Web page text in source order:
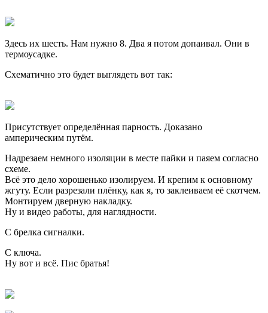
Здесь их шесть. Нам нужно 8. Два я потом допаивал. Они в
термоусадке.
Схематично это будет выглядеть вот так:
Присутствует определённая парность. Доказано
амперическим путём.
Надрезаем немного изоляции в месте пайки и паяем согласно
схеме.
Всё это дело хорошенько изолируем. И крепим к основному
жгуту. Если разрезали плёнку, как я, то заклеиваем её скотчем.
Монтируем дверную накладку.
Ну и видео работы, для наглядности.
С брелка сигналки.
С ключа.
Ну вот и всё. Пис братья!